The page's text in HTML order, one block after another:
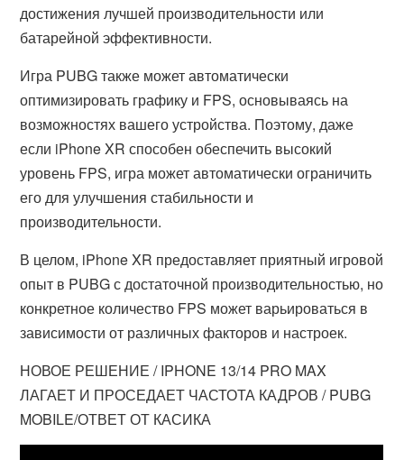
достижения лучшей производительности или
батарейной эффективности.
Игра PUBG также может автоматически
оптимизировать графику и FPS, основываясь на
возможностях вашего устройства. Поэтому, даже
если iPhone XR способен обеспечить высокий
уровень FPS, игра может автоматически ограничить
его для улучшения стабильности и
производительности.
В целом, iPhone XR предоставляет приятный игровой
опыт в PUBG с достаточной производительностью, но
конкретное количество FPS может варьироваться в
зависимости от различных факторов и настроек.
НОВОЕ РЕШЕНИЕ / IPHONE 13/14 PRO MAX
ЛАГАЕТ И ПРОСЕДАЕТ ЧАСТОТА КАДРОВ / PUBG
MOBILE/ОТВЕТ ОТ КАСИКА